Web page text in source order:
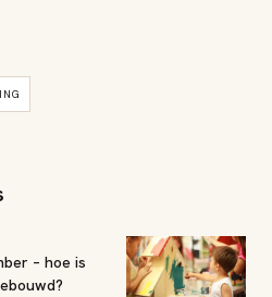
– hoe is